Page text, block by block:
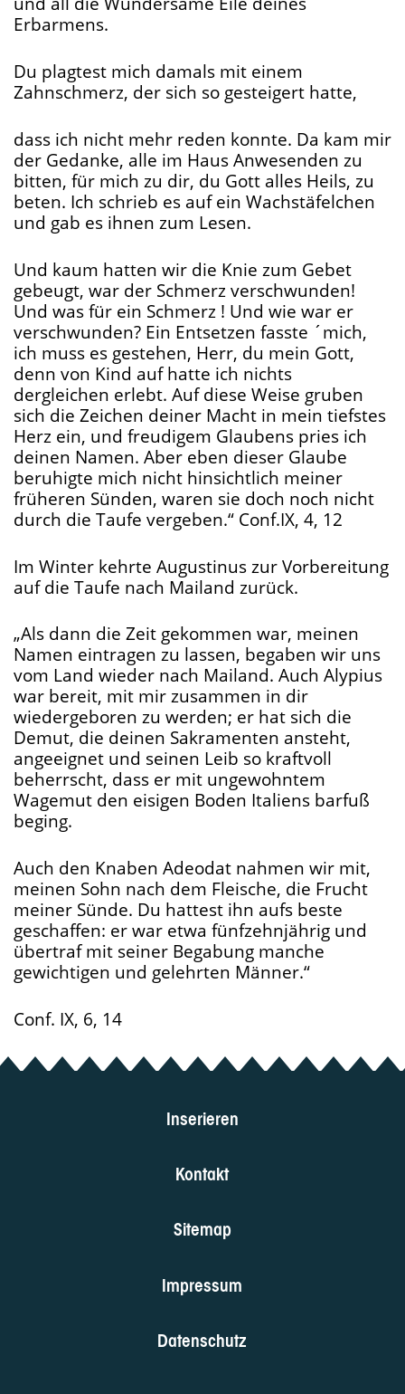
Erbarmens.
Du plagtest mich damals mit einem
Zahnschmerz, der sich so gesteigert hatte,
dass ich nicht mehr reden konnte. Da kam mir
der Gedanke, alle im Haus Anwesenden zu
bitten, für mich zu dir, du Gott alles Heils, zu
beten. Ich schrieb es auf ein Wachstäfelchen
und gab es ihnen zum Lesen.
Und kaum hatten wir die Knie zum Gebet
gebeugt, war der Schmerz verschwunden!
Und was für ein Schmerz ! Und wie war er
verschwunden? Ein Entsetzen fasste ´mich,
ich muss es gestehen, Herr, du mein Gott,
denn von Kind auf hatte ich nichts
dergleichen erlebt. Auf diese Weise gruben
sich die Zeichen deiner Macht in mein tiefstes
Herz ein, und freudigem Glaubens pries ich
deinen Namen. Aber eben dieser Glaube
beruhigte mich nicht hinsichtlich meiner
früheren Sünden, waren sie doch noch nicht
durch die Taufe vergeben.“ Conf.IX, 4, 12
Im Winter kehrte Augustinus zur Vorbereitung
auf die Taufe nach Mailand zurück.
„Als dann die Zeit gekommen war, meinen
Namen eintragen zu lassen, begaben wir uns
vom Land wieder nach Mailand. Auch Alypius
war bereit, mit mir zusammen in dir
wiedergeboren zu werden; er hat sich die
Demut, die deinen Sakramenten ansteht,
angeeignet und seinen Leib so kraftvoll
beherrscht, dass er mit ungewohntem
Wagemut den eisigen Boden Italiens barfuß
beging.
Auch den Knaben Adeodat nahmen wir mit,
meinen Sohn nach dem Fleische, die Frucht
meiner Sünde. Du hattest ihn aufs beste
geschaffen: er war etwa fünfzehnjährig und
übertraf mit seiner Begabung manche
gewichtigen und gelehrten Männer.“
Conf. IX, 6, 14
Inserieren
Kontakt
Sitemap
Impressum
Datenschutz